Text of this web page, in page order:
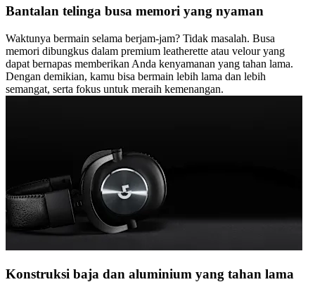
Bantalan telinga busa memori yang nyaman
Waktunya bermain selama berjam-jam? Tidak masalah. Busa
memori dibungkus dalam premium leatherette atau velour yang
dapat bernapas memberikan Anda kenyamanan yang tahan lama.
Dengan demikian, kamu bisa bermain lebih lama dan lebih
semangat, serta fokus untuk meraih kemenangan.
Konstruksi baja dan aluminium yang tahan lama